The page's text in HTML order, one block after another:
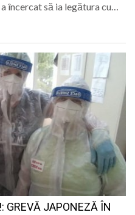
încercat să ia legătura cu…
GREVĂ JAPONEZĂ ÎN